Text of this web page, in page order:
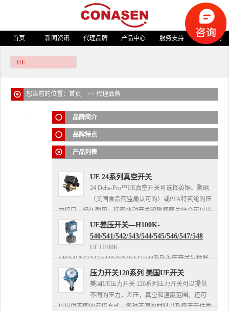
首页 新闻资讯 代理品牌 产品中心 服务支持 关于我们
UE
您当前的位置： 首页 >> 代理品牌
品牌简介
品牌特点
产品列表
UE 24系列真空开关
24 Delta-Pro™UE真空开关可选择黄铜、聚砜
（美国食品药监局认可的）或PFA特氟纶的压
力接口，经久耐用。精密快动开关和敏感膜片结合可以提
供一个狭窄的死区和复现性大约为±1%的范围跨度。多圈
调...
UE差压开关—H100K-
540/541/542/543/544/545/546/547/548
UE H100K-
540/541/542/543/544/545/546/547/548系列差压开关是性能
比非常好的压力开关，广泛应用于工业过程及OEM用户
一体化的设计及外壳的开关结构使其更加坚固，接...
压力开关120系列 美国UE开关
美国UE压力开关 120系列压力开关可以提供
不同的压力，差压，真空和温度范围，还可
以提供不同的连接方式、各种不同的材料以及感压元件类